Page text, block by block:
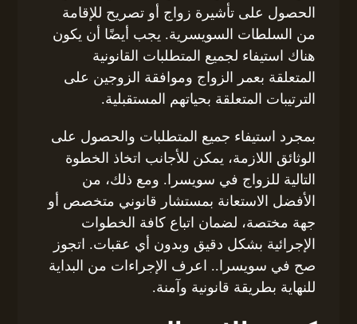
الحصول على تأشيرة زواج أو تصريح للإقامة
من السلطات السويسرية. يجب أيضًا أن يكون
هناك استيفاء لجميع المتطلبات القانونية
المتعلقة بعمر الزواج وموافقة الزوجين على
الترتيبات المتعلقة بحياتهم المستقبلية.
بمجرد استيفاء جميع المتطلبات والحصول على
الوثائق اللازمة، يمكن للأجانب اتخاذ الخطوة
التالية للزواج في سويسرا. ومع ذلك، من
الأفضل الاستعانة بمستشار قانوني متخصص أو
جهة مختصة، لضمان اتباع كافة الخطوات
الإجرائية بشكل دقيق وبدون أي عقبات. اتجوز
صح في سويسرا.. اعرف الإجراءات من البداية
للنهاية بطريقة قانونية وآمنة.